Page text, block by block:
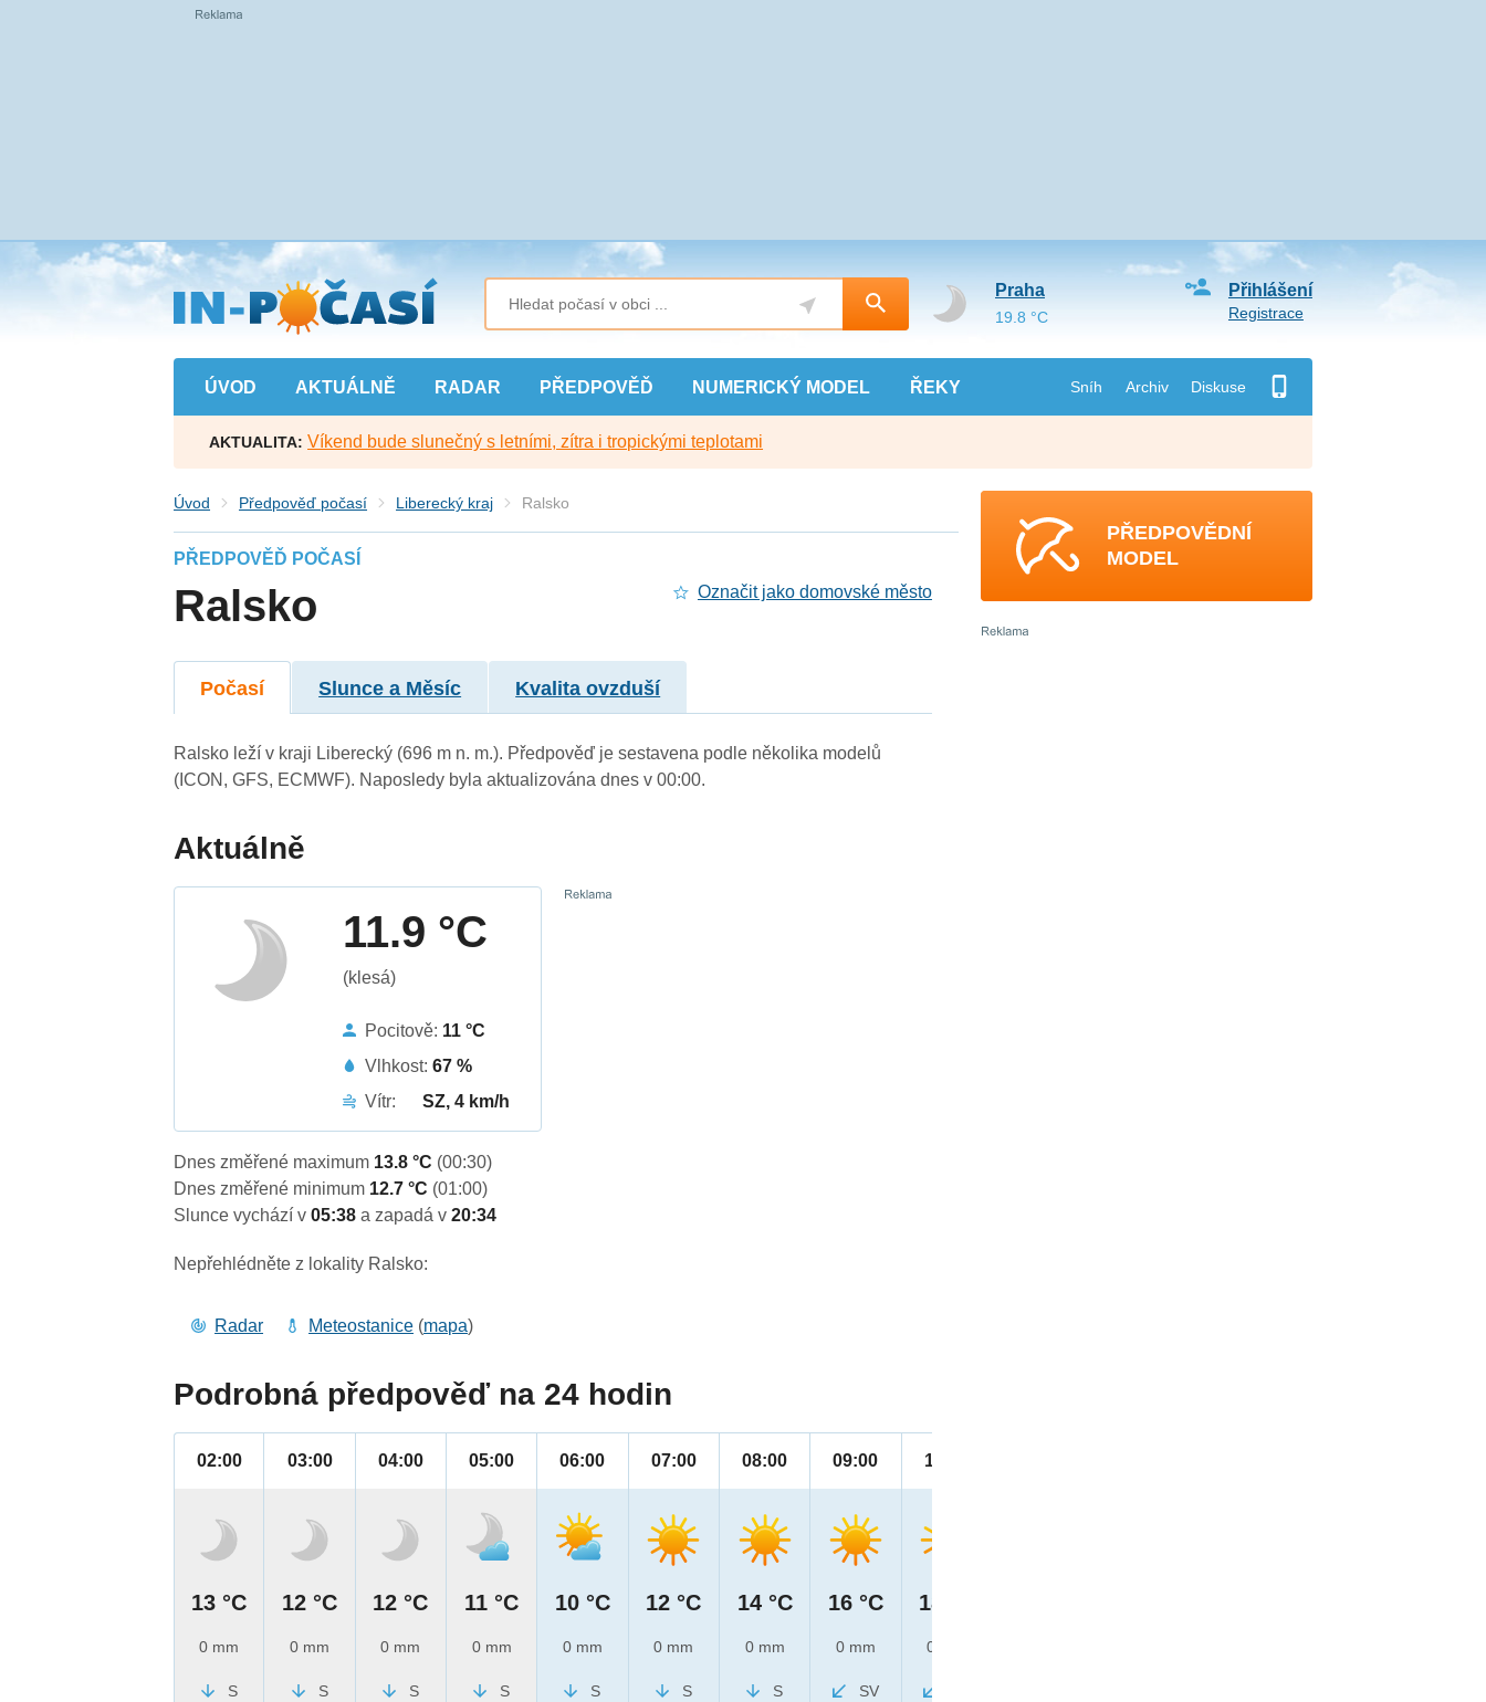
Přejít
na
hlavní
obsah
ÚVOD AKTUÁLNĚ RADAR PŘEDPOVĚĎ NUMERICKÝ MODEL ŘEKY Sníh Archiv Diskuse
Přihlášení
Registrace
Praha
19.8 °C
AKTUALITA: Víkend bude slunečný s letními, zítra i tropickými teplotami
Úvod Předpověď počasí Liberecký kraj Ralsko
PŘEDPOVĚĎ POČASÍ
Ralsko Označit jako domovské město
Počasí Slunce a Měsíc Kvalita ovzduší
Ralsko leží v kraji Liberecký (696 m n. m.). Předpověď je sestavena podle několika modelů
(ICON, GFS, ECMWF). Naposledy byla aktualizována dnes v 00:00.
Aktuálně
11.9 °C
(klesá)
Pocitově: 11 °C
Vlhkost:67 %
Vítr:
SZ, 4 km/h
Dnes změřené maximum 13.8 °C (00:30)
Dnes změřené minimum 12.7 °C (01:00)
Slunce vychází v05:38a zapadá v20:34
Nepřehlédněte z lokality Ralsko:
Radar Meteostanice (mapa)
Podrobná předpověď na 24 hodin
02:00
13 °C
0 mm
S
03:00
12 °C
0 mm
S
04:00
12 °C
0 mm
S
05:00
11 °C
0 mm
S
06:00
10 °C
0 mm
S
07:00
12 °C
0 mm
S
08:00
14 °C
0 mm
S
09:00
16 °C
0 mm
SV
10:00
18 °C
0 mm
PŘEDPOVĚDNÍ
MODEL